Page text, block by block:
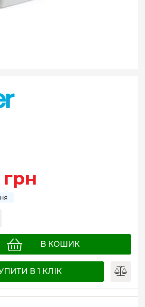
грн
В КОШИК
В 1 КЛІК